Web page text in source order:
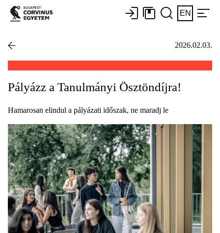
EN
2026.02.03.
Pályázz a Tanulmányi Ösztöndíjra!
Hamarosan elindul a pályázati időszak, ne maradj le